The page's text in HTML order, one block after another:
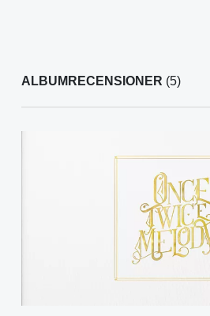
ALBUMRECENSIONER (5)